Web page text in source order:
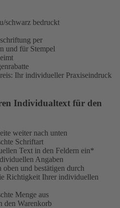
schwarz bedruckt
per
und für Stempel
Ihr individueller Praxiseindruck
Individualtext für den
weiter nach unten
Schriftart
Text in den Feldern ein*
Angaben
und bestätigen durch
Richtigkeit Ihrer individuellen
Menge aus
den Warenkorb